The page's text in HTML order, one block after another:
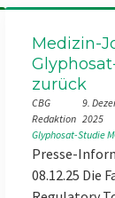
Medizin-
zurück
CBG
Redaktion
9.
2025
Glyphosat-Studie
Presse-
08.12.25 Die